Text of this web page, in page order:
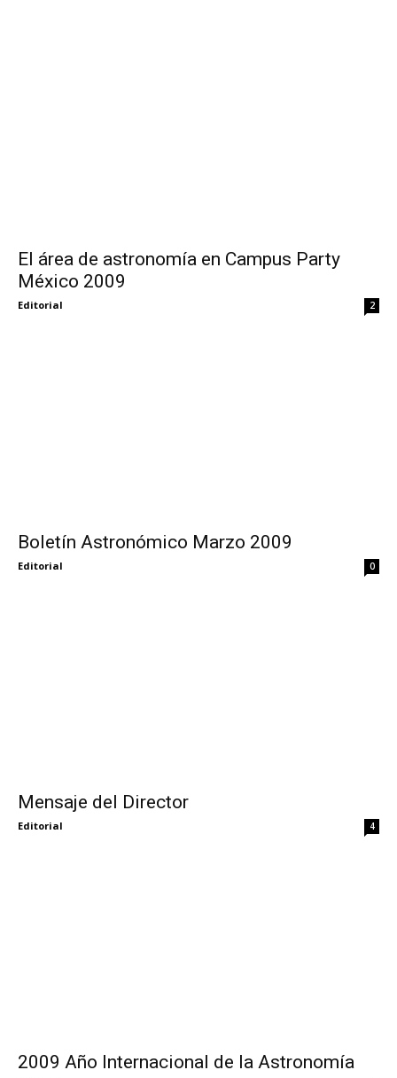
El área de astronomía en Campus Party
México 2009
Editorial 2
Boletín Astronómico Marzo 2009
Editorial 0
Mensaje del Director
Editorial 4
2009 Año Internacional de la Astronomía